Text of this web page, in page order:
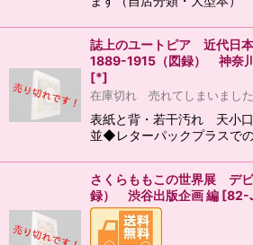
誌上のユートピア 近代日
1889-1915（図録） 神奈
[*]
在庫切れ 売れてしまいました
表紙と背・若干汚れ 天小
並◆レターパックプラスで
さくらももこの世界展 デ
録） 渋谷出版企画 編 [82-